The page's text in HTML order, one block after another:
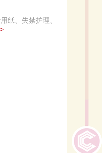
纸、失禁护理、